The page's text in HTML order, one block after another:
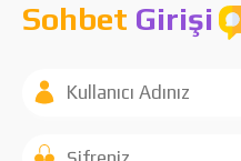
Sohbet Girişi